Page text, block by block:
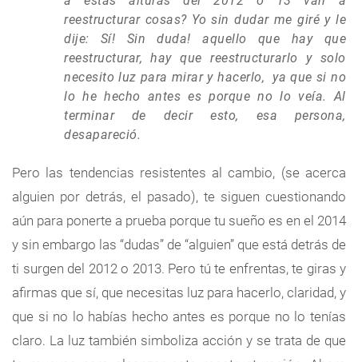
reestructurar cosas? Yo sin dudar me giré y le
dije: Sí! Sin duda! aquello que hay que
reestructurar, hay que reestructurarlo y solo
necesito luz para mirar y hacerlo, ya que si no
lo he hecho antes es porque no lo veía. Al
terminar de decir esto, esa persona,
desapareció.
Pero las tendencias resistentes al cambio, (se acerca
alguien por detrás, el pasado), te siguen cuestionando
aún para ponerte a prueba porque tu sueño es en el 2014
y sin embargo las “dudas” de “alguien” que está detrás de
ti surgen del 2012 o 2013. Pero tú te enfrentas, te giras y
afirmas que sí, que necesitas luz para hacerlo, claridad, y
que si no lo habías hecho antes es porque no lo tenías
claro. La luz también simboliza acción y se trata de que